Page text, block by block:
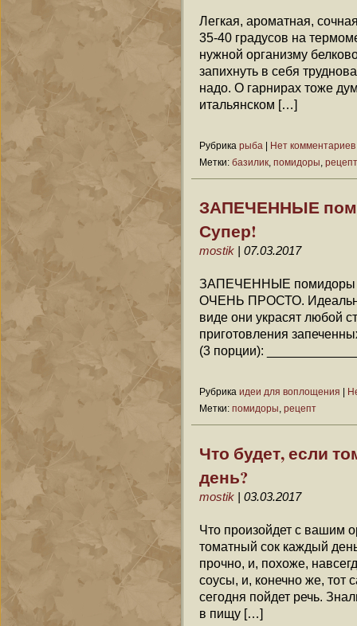
Легкая, ароматная,
35-40 градусов на
нужной организму
запихнуть в себя
надо. О гарнирах тоже
итальянском […]
Рубрика рыба
Нет комментариев
Метки: базилик помидоры рецепт
ЗАПЕЧЕННЫЕ
Супер!
mostik | 07.03.2017
ЗАПЕЧЕННЫЕ помидоры
ОЧЕНЬ ПРОСТО.
виде они украсят любой
приготовления
(3 порции):
Рубрика идеи для воплощения
Метки: помидоры рецепт
Что будет, если
день?
mostik | 03.03.2017
Что произойдет с вашим
томатный сок каждый
прочно, и, похоже,
соусы, и, конечно же, тот
сегодня пойдет речь.
в пищу […]